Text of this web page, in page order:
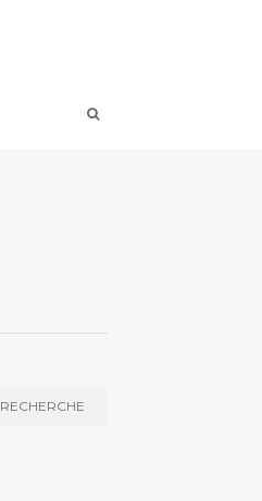
RECHERCHE